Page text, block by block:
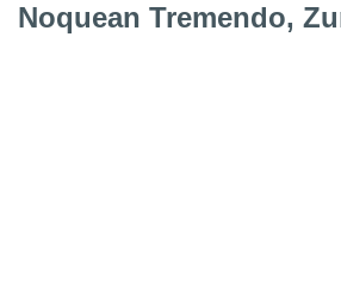
Noquean Tremendo,